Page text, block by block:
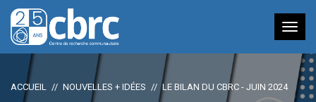
à
ACCUEIL NOUVELLES + IDÉES LE BILAN DU CBRC - JUIN 2024